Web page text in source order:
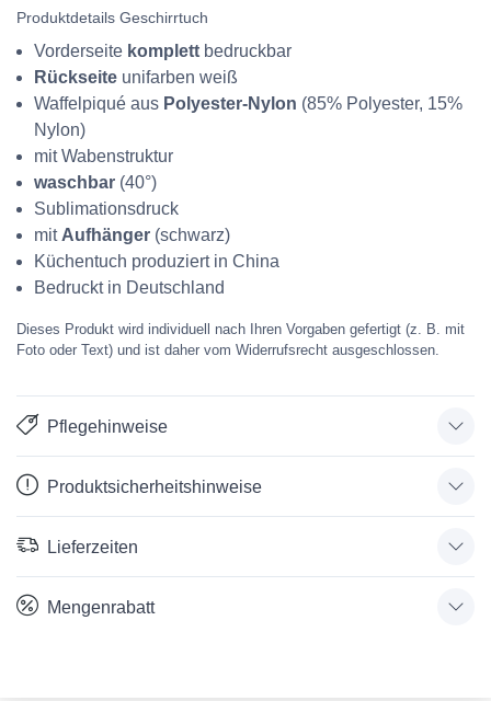
Produktdetails Geschirrtuch
Vorderseite komplett bedruckbar
Rückseite unifarben weiß
Waffelpiqué aus Polyester-Nylon (85% Polyester, 15%
Nylon)
mit Wabenstruktur
waschbar (40°)
Sublimationsdruck
mit Aufhänger (schwarz)
Küchentuch produziert in China
Bedruckt in Deutschland
Dieses Produkt wird individuell nach Ihren Vorgaben gefertigt (z. B. mit
Foto oder Text) und ist daher vom Widerrufsrecht ausgeschlossen.
Pflegehinweise
Produktsicherheitshinweise
Lieferzeiten
Mengenrabatt